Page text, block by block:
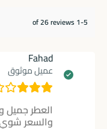
1-5 of 26 reviews
Fahad
عميل موثوق
والسعر شوي